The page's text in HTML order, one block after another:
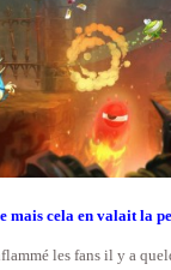
mais cela en valait la
les fans il y a